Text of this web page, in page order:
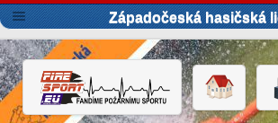
Západočeská hasičská